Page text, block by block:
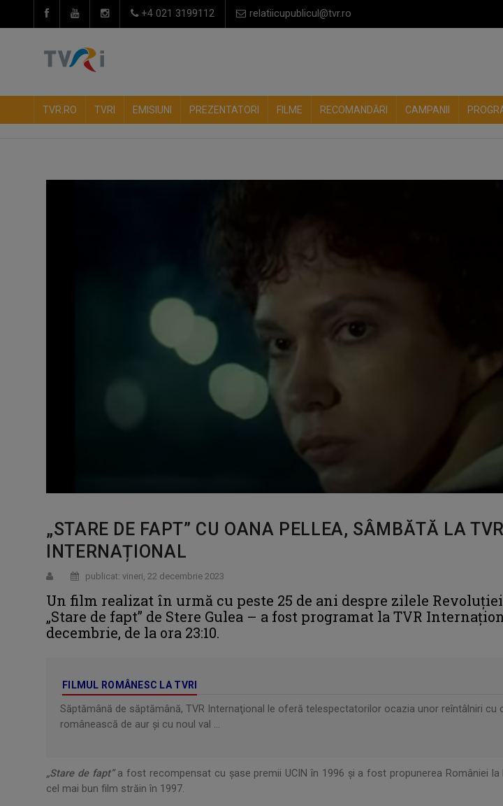
+4 021 3199112 relatiicupublicul@tvr.ro
TVR.RO TVRI EMISIUNI PREZENTATORI FILME RECOMANDĂRI CAMPANII
„STARE DE FAPT” CU OANA PELLEA, SÂMBĂTĂ LA TVR
INTERNAȚIONAL
publicat: vineri, 22 decembrie 2023
Un film realizat în urmă cu peste 25 de ani despre zilele Revoluţiei
„Stare de fapt” de Stere Gulea – a fost programat la TVR
decembrie, de la ora 23:10.
FILMUL ROMÂNESC LA TVRI
Săptămână de săptămână, TVR Internaţional le oferă telespectatorilor ocazia unor reîntâlniri cu
românească de aur şi cu noul val ...
„Stare de fapt”a fost recompensat cu şase premii UCIN în 1996 şi a fost propunerea României la
cel mai bun film străin în 1997.